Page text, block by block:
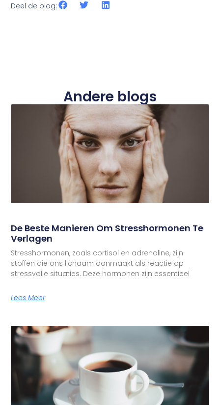
Deel de blog:
Andere blogs
De Beste Manieren Om Stresshormonen Te
Verlagen
Stresshormonen, zoals cortisol en adrenaline, zijn
stoffen die ons lichaam aanmaakt als reactie op
stressvolle situaties. Deze hormonen zijn essentieel
Lees Meer